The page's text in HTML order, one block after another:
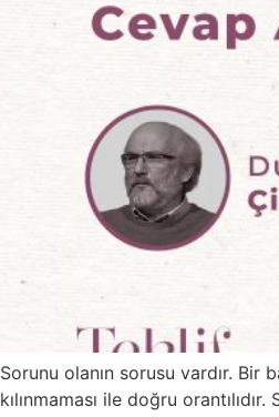
Sorunu olanın sorusu vardır. Bir
kılınmaması ile doğru